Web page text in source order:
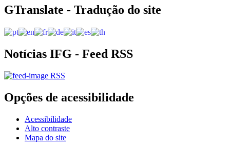
Acesso à informação
GTranslate - Tradução do site
Notícias IFG - Feed RSS
RSS
Opções de acessibilidade
Acessibilidade
Alto contraste
Mapa do site